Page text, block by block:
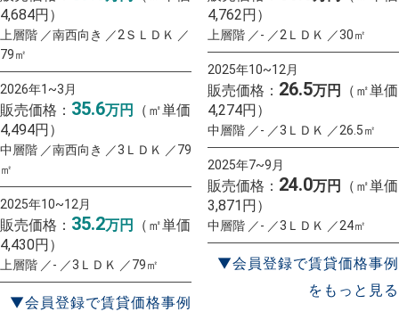
4,684円）
上層階 ／南西向き ／2ＳＬＤＫ ／
79㎡
2026年1~3月
販売価格： 35.6万円
（㎡単価
4,494円）
中層階 ／南西向き ／3ＬＤＫ ／79
㎡
2025年10~12月
販売価格： 35.2万円
（㎡単価
4,430円）
上層階 ／- ／3ＬＤＫ ／79㎡
▼会員登録で賃貸価格事例
4,762円）
上層階 ／- ／2ＬＤＫ ／30㎡
2025年10~12月
販売価格： 26.5万円
（㎡単価
4,274円）
中層階 ／- ／3ＬＤＫ ／26.5㎡
2025年7~9月
販売価格： 24.0万円
（㎡単価
3,871円）
中層階 ／- ／3ＬＤＫ ／24㎡
▼会員登録で賃貸価格事例
をもっと見る